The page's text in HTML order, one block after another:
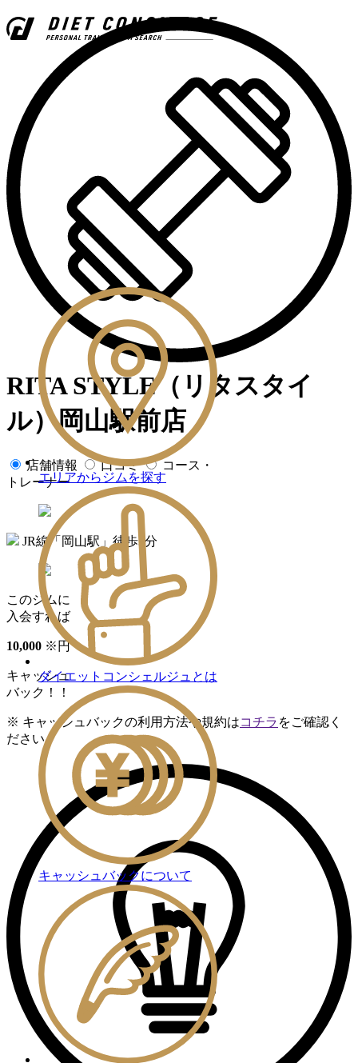
エリアからジムを探す
ダイエットコンシェルジュとは
キャッシュバックについて
RITA STYLE（リタスタイ
ル）岡山駅前店
店舗情報 口コミ
コース・
トレーナー
JR線「岡山駅」徒歩3分
このジムに
入会すれば
10,000 ※ 円
キャッシュ
バック！！
※ キャッシュバックの利用方法や規約はコチラ をご確認く
ださい